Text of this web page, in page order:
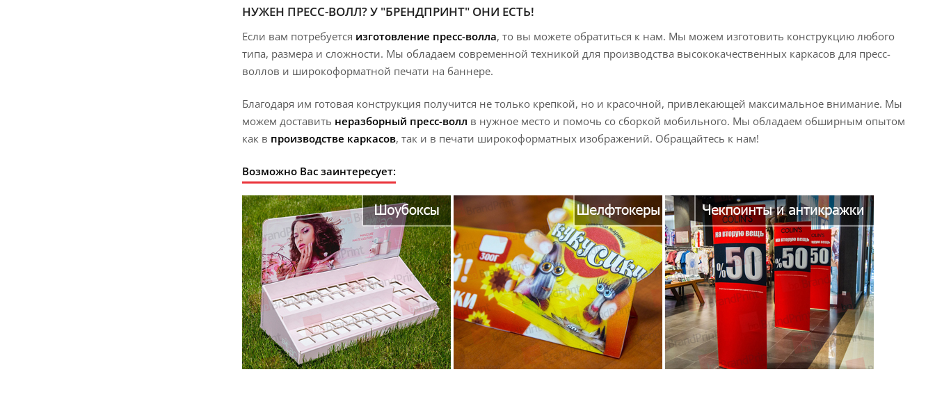
НУЖЕН ПРЕСС-ВОЛЛ? У "БРЕНДПРИНТ" ОНИ ЕСТЬ!
Если вам потребуется изготовление пресс-волла, то вы можете обратиться к нам. Мы можем изготовить конструкцию любого
типа, размера и сложности. Мы обладаем современной техникой для производства высококачественных каркасов для пресс-
воллов и широкоформатной печати на баннере.
Благодаря им готовая конструкция получится не только крепкой, но и красочной, привлекающей максимальное внимание. Мы
можем доставить неразборный пресс-волл в нужное место и помочь со сборкой мобильного. Мы обладаем обширным опытом
как в производстве каркасов, так и в печати широкоформатных изображений. Обращайтесь к нам!
Возможно Вас заинтересует: